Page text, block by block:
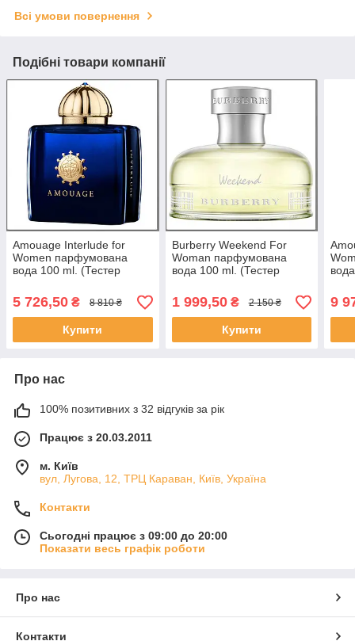
Всі умови повернення
Подібні товари компанії
Amouage Interlude for
Women парфумована
вода 100 ml. (Тестер
Вумен)
5 726,50 ₴ 8 810 ₴
Купити
Burberry Weekend For
Woman парфумована
вода 100 ml. (Тестер
1 999,50₴ 2 150 ₴
Купити
9
Про нас
100% позитивних з 32 відгуків за рік
Працює з 20.03.2011
м. Київ
вул, Лугова, 12, ТРЦ Караван, Київ, Україна
Контакти
Сьогодні працює з 09:00 до 20:00
Показати весь графік роботи
Про нас
Контакти